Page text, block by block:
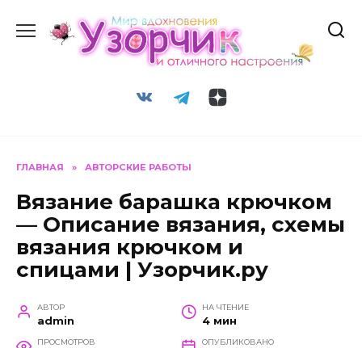
содержанию
ГЛАВНАЯ » АВТОРСКИЕ РАБОТЫ
Вязание барашка крючком
— Описание вязания, схемы
вязания крючком и
спицами | Узорчик.ру
АВТОР
admin
НА ЧТЕНИЕ
4 мин
ПРОСМОТРОВ ОПУБЛИКОВАНО